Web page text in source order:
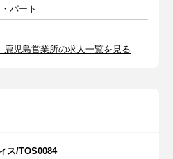
パート
児島営業所の求人一覧を見る
ス/TOS0084